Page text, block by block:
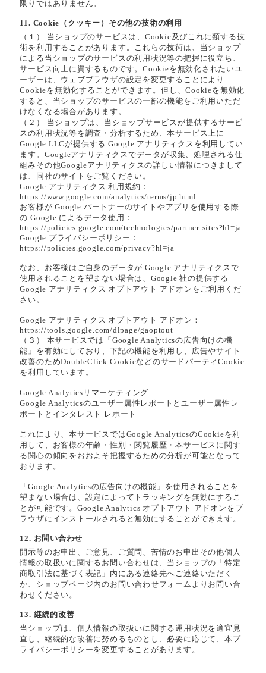
限りではありません。
11. Cookie（クッキー）その他の技術の利用
（１） 当ショップのサービスは、Cookie及びこれに類する技
術を利用することがあります。これらの技術は、当ショップ
による当ショップのサービスの利用状況等の把握に役立ち、
サービス向上に資するものです。Cookieを無効化されたいユ
ーザーは、ウェブブラウザの設定を変更することにより
Cookieを無効化することができます。但し、Cookieを無効化
すると、当ショップのサービスの一部の機能をご利用いただ
けなくなる場合があります。
（２） 当ショップは、当ショップサービスが提供するサービ
スの利用状況等を調査・分析するため、本サービス上に
Google LLCが提供する Google アナリティクスを利用してい
ます。Googleアナリティクスでデータが収集、処理される仕
組みその他Googleアナリティクスの詳しい情報につきまして
は、同社のサイトをご覧ください。
Google アナリティクス 利用規約：
https://www.google.com/analytics/terms/jp.html
お客様が Google パートナーのサイトやアプリを使用する際
の Google によるデータ使用：
https://policies.google.com/technologies/partner-sites?hl=ja
Google プライバシーポリシー：
https://policies.google.com/privacy?hl=ja
なお、お客様はご自身のデータが Google アナリティクスで
使用されることを望まない場合は、Google 社の提供する
Google アナリティクス オプトアウト アドオンをご利用くだ
さい。
Google アナリティクス オプトアウト アドオン：
https://tools.google.com/dlpage/gaoptout
（３） 本サービスでは「Google Analyticsの広告向けの機
能」を有効にしており、下記の機能を利用し、広告やサイト
改善のためDoubleClick CookieなどのサードパーティCookie
を利用しています。
Google Analyticsリマーケティング
Google Analyticsのユーザー属性レポートとユーザー属性レ
ポートとインタレスト レポート
これにより、本サービスではGoogle AnalyticsのCookieを利
用して、お客様の年齢・性別・閲覧履歴・本サービスに関す
る関心の傾向をおおよそ把握するための分析が可能となって
おります。
「Google Analyticsの広告向けの機能」を使用されることを
望まない場合は、設定によってトラッキングを無効にするこ
とが可能です。Google Analytics オプトアウト アドオンをブ
ラウザにインストールされると無効にすることができます。
12. お問い合わせ
開示等のお申出、ご意見、ご質問、苦情のお申出その他個人
情報の取扱いに関するお問い合わせは、当ショップの「特定
商取引法に基づく表記」内にある連絡先へご連絡いただく
か、ショップページ内のお問い合わせフォームよりお問い合
わせください。
13. 継続的改善
当ショップは、個人情報の取扱いに関する運用状況を適宜見
直し、継続的な改善に努めるものとし、必要に応じて、本プ
ライバシーポリシーを変更することがあります。